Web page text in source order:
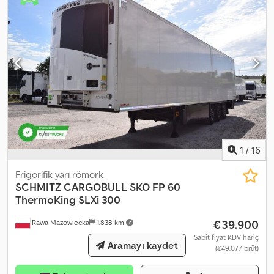
1 / 16
Rawa Mazowiecka 1.838 km
Frigorifik yarı römork
SCHMITZ CARGOBULL SKO FP 60
ThermoKing SLXi 300
€39.900
Sabit fiyat KDV hariç
(€49.077 brüt)
Aramayı kaydet